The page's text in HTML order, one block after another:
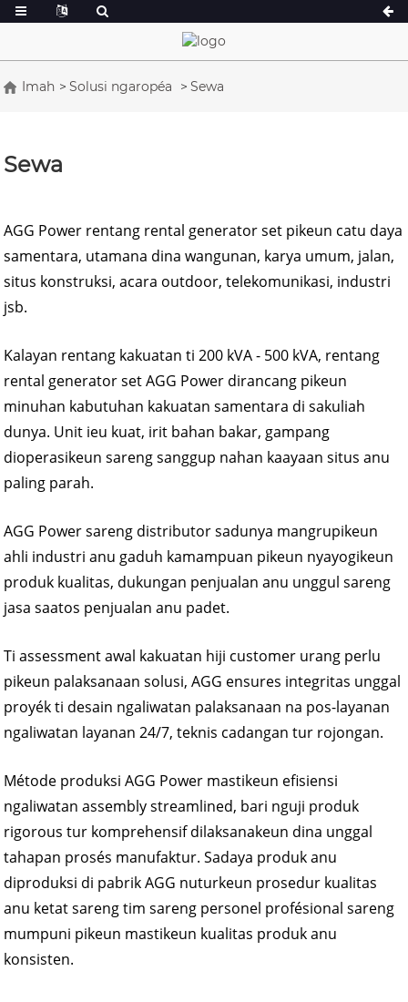
Imah Solusi ngaropéa Sewa
Sewa
AGG Power rentang rental generator set pikeun catu daya
samentara, utamana dina wangunan, karya umum, jalan,
situs konstruksi, acara outdoor, telekomunikasi, industri
jsb.
Kalayan rentang kakuatan ti 200 kVA - 500 kVA, rentang
rental generator set AGG Power dirancang pikeun
minuhan kabutuhan kakuatan samentara di sakuliah
dunya. Unit ieu kuat, irit bahan bakar, gampang
dioperasikeun sareng sanggup nahan kaayaan situs anu
paling parah.
AGG Power sareng distributor sadunya mangrupikeun
ahli industri anu gaduh kamampuan pikeun nyayogikeun
produk kualitas, dukungan penjualan anu unggul sareng
jasa saatos penjualan anu padet.
Ti assessment awal kakuatan hiji customer urang perlu
pikeun palaksanaan solusi, AGG ensures integritas unggal
proyék ti desain ngaliwatan palaksanaan na pos-layanan
ngaliwatan layanan 24/7, teknis cadangan tur rojongan.
Métode produksi AGG Power mastikeun efisiensi
ngaliwatan assembly streamlined, bari nguji produk
rigorous tur komprehensif dilaksanakeun dina unggal
tahapan prosés manufaktur. Sadaya produk anu
diproduksi di pabrik AGG nuturkeun prosedur kualitas
anu ketat sareng tim sareng personel profésional sareng
mumpuni pikeun mastikeun kualitas produk anu
konsisten.
K Sereis 7-49 kVA
V Series 94-285 kVA
DE Series 250-
V Series 350-